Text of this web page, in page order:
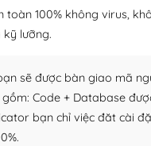
lưu trữ cho một diễn đàn
duyệt bởi các nhân viên
khăn, bạn có thể lên
đồng WordPress, họ sẽ
của bạn.
toàn 100% không virus,
lưỡng.
sẽ được bàn giao mã
Code + Database
bạn chỉ việc đăt cài